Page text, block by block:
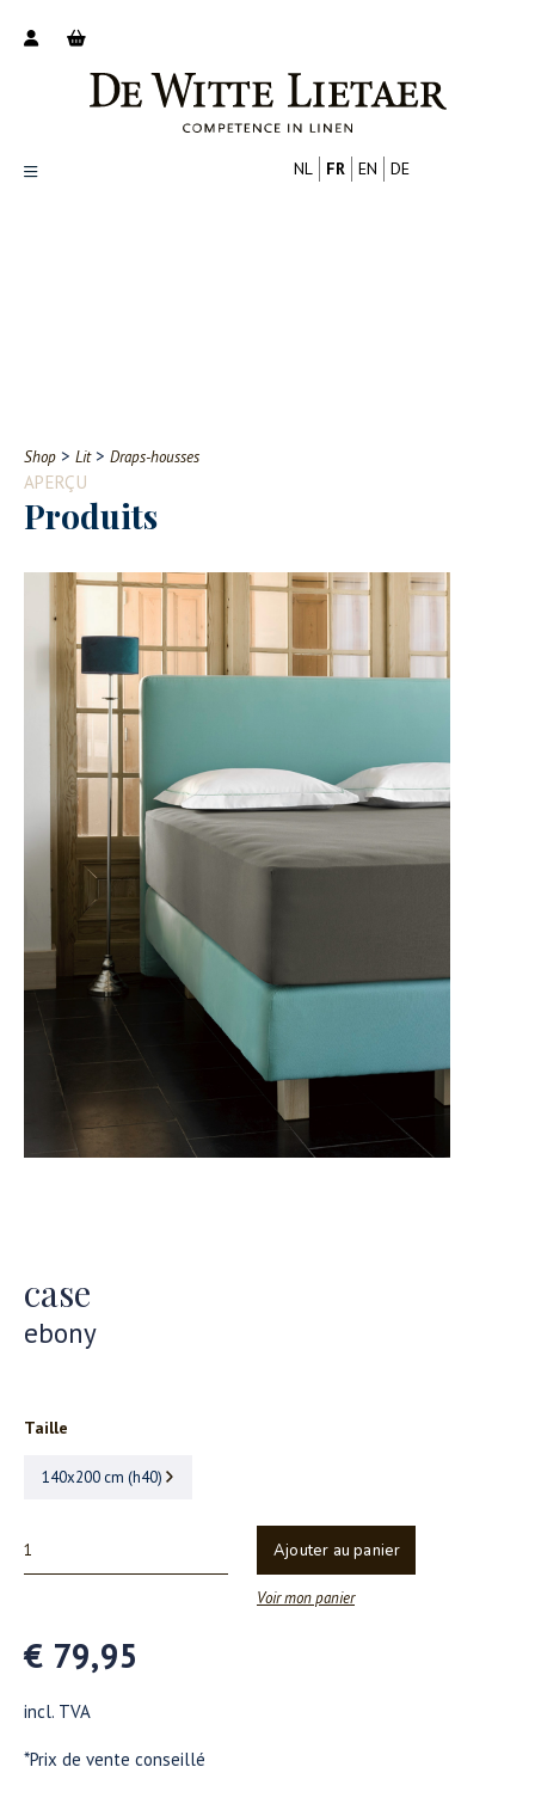
Contact
NL FR EN DE
Shop > Lit> Draps-housses
APERÇU
Produits
case
ebony
Taille
140x200 cm (h40)
Ajouter au panier
Voir mon panier
€ 79,95
incl. TVA
*Prix de vente conseillé